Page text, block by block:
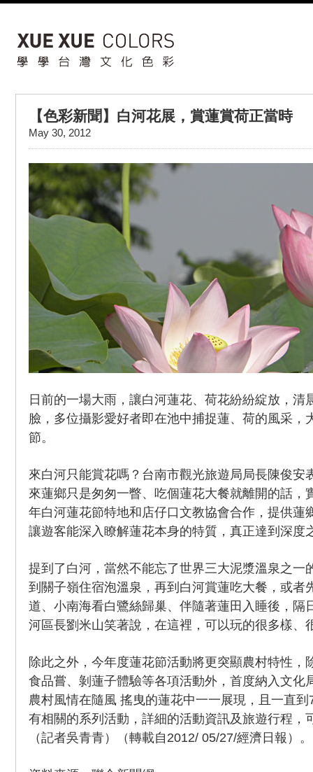
【色彩新聞】白河花展，賞蓮賞荷正當時
May 30, 2012
日前的一場大雨，讓白河蓮花、荷花紛紛綻放，清
臉，多位攝影愛好者即在池中捕捉蓮、荷的風采，
節。
來白河只能賞花嗎？台南市觀光旅遊局局長陳俊安
來蓮鄉只是匆匆一瞥、吃個蓮花大餐就離開的話，
年白河蓮花節特地和店仔口文教協會合作，提供蓮
讓遊客能深入瞭解蓮花本身的特質，真正達到深度
提到了白河，當然不能忘了世界三大泥漿溫泉之一
到關子嶺住宿泡溫泉，再到白河賞蓮吃大餐，或者
道、小南海看白鷺絲歸巢、伴隨著蓮田入睡後，隔
河區長劉米山笑著說，在這裡，可以玩的很多樣、
除此之外，今年度蓮花節活動將更突顯農村特性，
食品嘗、剝蓮子體驗等各項活動外，首度納入文化
農村風情在隨風 搖曳的蓮花中一一展現，且一直
有相關的系列活動，詳細的活動資訊及旅遊行程，
（記者吳青青）（轉載自2012/ 05/27/經濟日報）。